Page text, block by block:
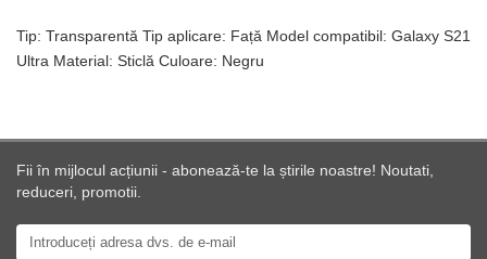
Tip: Transparentă Tip aplicare: Față Model compatibil: Galaxy S21
Ultra Material: Sticlă Culoare: Negru
Fii în mijlocul acțiunii - abonează-te la știrile noastre! Noutati,
reduceri, promotii.